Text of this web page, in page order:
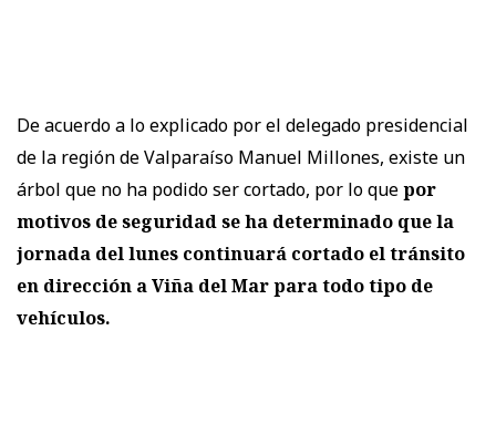
De acuerdo a lo explicado por el delegado presidencial
de la región de Valparaíso Manuel Millones, existe un
árbol que no ha podido ser cortado, por lo quepor
motivos de seguridad se ha determinado que la
jornada del lunes continuará cortado el tránsito
en dirección a Viña del Mar para todo tipo de
vehículos.